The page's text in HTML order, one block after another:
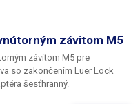
závitom M5
závitom M5 pre
so zakončením Luer Lock
šesťhranný.